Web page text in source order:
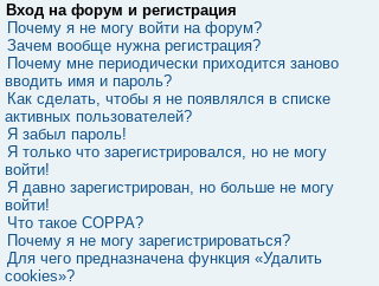
Вход на форум и регистрация
Почему я не могу войти на форум?
Зачем вообще нужна регистрация?
Почему мне периодически приходится заново
вводить имя и пароль?
Как сделать, чтобы я не появлялся в списке
активных пользователей?
Я забыл пароль!
Я только что зарегистрировался, но не могу
войти!
Я давно зарегистрирован, но больше не могу
войти!
Что такое COPPA?
Почему я не могу зарегистрироваться?
Для чего предназначена функция «Удалить
cookies»?